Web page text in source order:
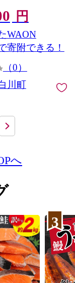
豚バラ肉 豚バ
ストック 岐阜
/ 藤井ファーム
円
WAON
寄附できる！
（0）
川町
へ
3